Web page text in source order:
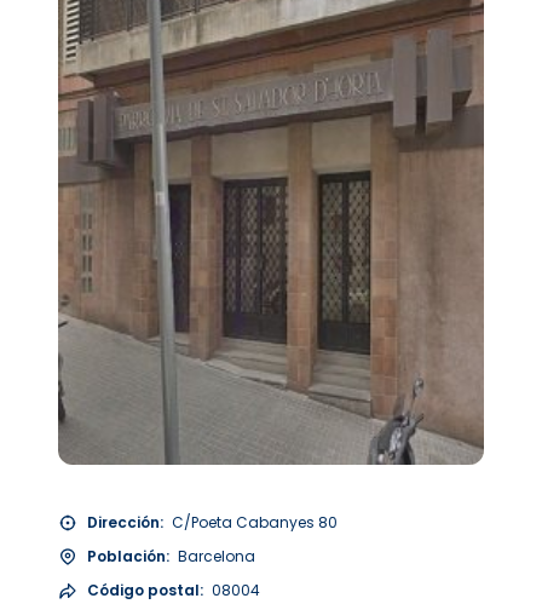
Dirección: C/Poeta Cabanyes 80
Población: Barcelona
Código postal: 08004